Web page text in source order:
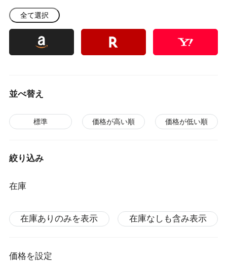
全て選択
並べ替え
標準 価格が高い順 価格が低い順
絞り込み
在庫
在庫ありのみを表示 在庫なしも含み表示
価格を設定